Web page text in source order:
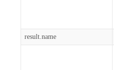
result.name